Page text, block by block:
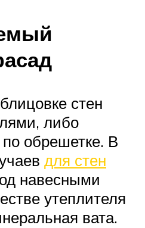
стен
либо
обрешетке. В
для стен
навесными
утеплителя
вата.